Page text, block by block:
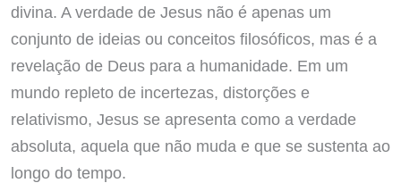
divina. A verdade de Jesus não é apenas um
conjunto de ideias ou conceitos filosóficos, mas é a
revelação de Deus para a humanidade. Em um
mundo repleto de incertezas, distorções e
relativismo, Jesus se apresenta como a verdade
absoluta, aquela que não muda e que se sustenta ao
longo do tempo.